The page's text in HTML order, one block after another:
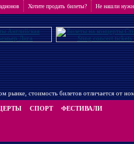
Хотите продать билеты? Не нашли
рынке, стоимость билетов отличается от
СПОРТ ФЕСТИВАЛИ